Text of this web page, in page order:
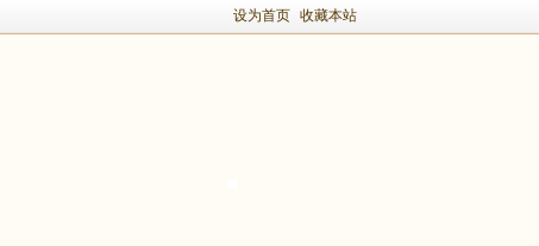
设为首页 收藏本站